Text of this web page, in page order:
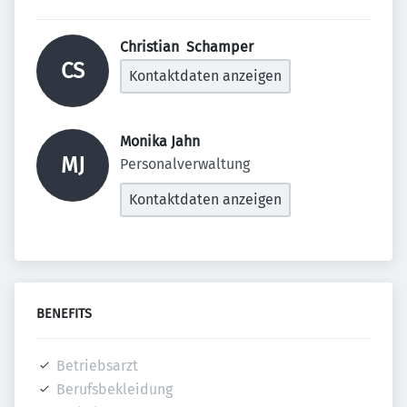
CS
Christian  Schamper
Kontaktdaten anzeigen
MJ
Monika Jahn
Personalverwaltung
Kontaktdaten anzeigen
BENEFITS
Betriebsarzt
Berufsbekleidung